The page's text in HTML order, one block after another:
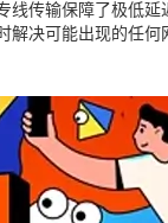
传输保障了极低
决可能出现的任何